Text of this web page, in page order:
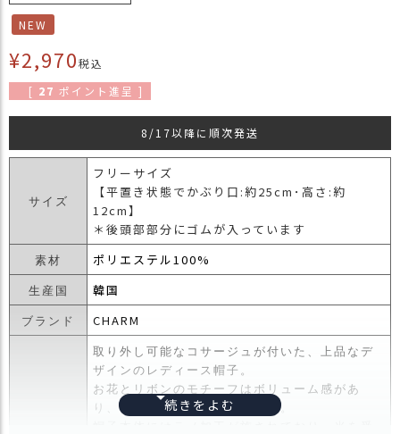
ピ
ン
グ
お
客
お
Youtube
タ
NEW
¥2,970税込
[ 27 ポイント進呈 ]
8/17以降に順次発送
サイズ
フリーサイズ
【平置き状態でかぶり口:約25cm･高さ:約
12cm】
＊後頭部部分にゴムが入っています
素材 ポリエステル100%
生産国 韓国
ブランド CHARM
取り外し可能なコサージュが付いた、上品なデ
ザインのレディース帽子。
お花とリボンのモチーフはボリューム感があ
り、女性らしい華やかさを演出。